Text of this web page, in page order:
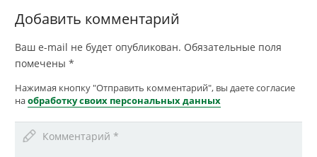
Добавить комментарий
Ваш e-mail не будет опубликован. Обязательные поля
помечены *
Нажимая кнопку "Отправить комментарий", вы даете согласие
наобработку своих персональных данных